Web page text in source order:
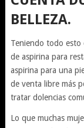
BELLEZA.
Teniendo todo esto
de aspirina para
aspirina para una
de venta libre más
tratar dolencias
Lo que muchas